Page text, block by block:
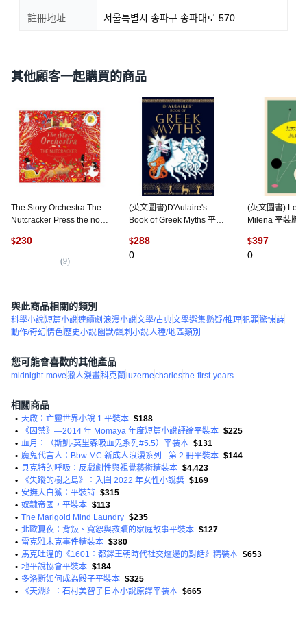
註冊地址 서울특별시 송파구 송파대로 570
其他顧客一起購買的商品
The Story Orchestra The
Nutcracker Press the note
music,
FrancesLincolnPublishers
$230
(9)
(英文圖書)D'Aulaire's
Book of Greek Myths 平裝
$288
0
(英文圖書)
Milena 平裝版,
$397
0
與此商品相關的類別
科學小說短篇小說連續劇 浪漫小說文學/古典文學選集懸疑/推理犯罪驚悚詩
動作/奇幻情色歷史小說幽默/諷刺小說人種/地區類別
您可能會喜歡的其他產品
midnight-move獵人漫畫科克蘭luzernecharlesthe-first-years
相關商品
• 天啟：亡靈世界小說 1 平裝本 $188
•
《囚禁》—2014 年 Momaya 年度短篇小說評論平裝本 $225
• 血月：（斯凱·莫里森吸血鬼系列#5.5）平裝本 $131
• 魔鬼代言人：Bbw MC 新成人浪漫系列 - 第 2 冊平裝本 $144
• 貝克特的呼吸：反戲劇性與視覺藝術精裝本 $4,423
•
《失蹤的樹之島》：入圍 2022 年女性小說獎 $169
• 安撫大白鯊：平裝詩 $315
• 奴隸帝國，平裝本 $113
• The Marigold Mind Laundry $235
• 北歐夏夜：背叛、寬恕與救贖的家庭故事平裝本 $127
• 雷克雅未克事件精裝本 $380
• 馬克吐溫的《1601：都鐸王朝時代社交爐邊的對話》精裝本 $653
• 地平說協會平裝本 $184
• 多洛斯如何成為骰子平裝本 $325
•
《天湖》：石村美智子日本小說原譯平裝本 $665